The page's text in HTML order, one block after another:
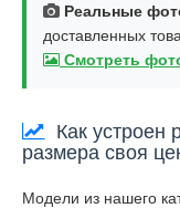
Реальные
доставленных
Смотреть
Как устроен
размера своя
Модели из нашего